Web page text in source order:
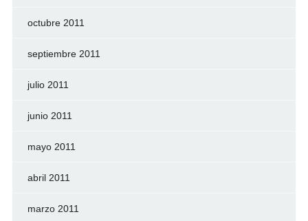
octubre 2011
septiembre 2011
julio 2011
junio 2011
mayo 2011
abril 2011
marzo 2011